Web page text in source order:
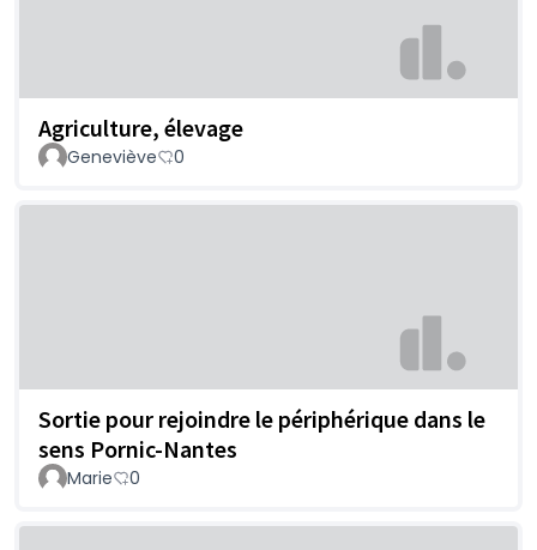
Agriculture, élevage
Geneviève 0
Sortie pour rejoindre le périphérique dans le
sens Pornic-Nantes
Marie 0